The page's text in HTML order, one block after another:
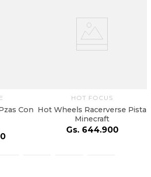
Con
HOT FOCUS
Hot Wheels Racerverse Pista
Minecraft
Gs. 644.900